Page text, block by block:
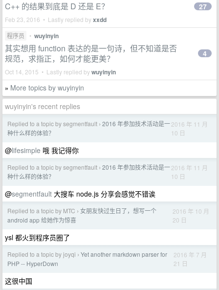
C++ 的结果到底是 D 还是 E？
Feb 23, 2016 • Lastly replied byxxdd
27
程序员 • wuyinyin
其实想用 function 表达的是一句诗，但不知道是否
规范，求指正，如何才能更美？
Oct 14, 2015 • Lastly replied bywuyinyin
4
» More topics by wuyinyin
wuyinyin's recent replies
Replied to a topic by segmentfault › 2016 年参加技术活动是一
种什么样的体验？
2016 年 11 月
10 日
@lifesimple 哦 我记得你
Replied to a topic by segmentfault › 2016 年参加技术活动是一
种什么样的体验？
2016 年 11 月
10 日
@segmentfault 大搜车 node.js 分享会感觉不错诶
Replied to a topic by MTC › 女朋友快过生日了，想写一个
android app 给她作为惊喜
2016 年 10 月
20 日
ysl 都火到程序员圈了
Replied to a topic by joyqi › Yet another markdown parser for
PHP -- HyperDown
2016 年 7 月
21 日
这很中国